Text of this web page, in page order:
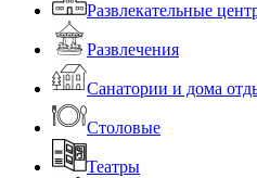
Развлекательные
Развлечения
Санатории и дома
Столовые
Театры